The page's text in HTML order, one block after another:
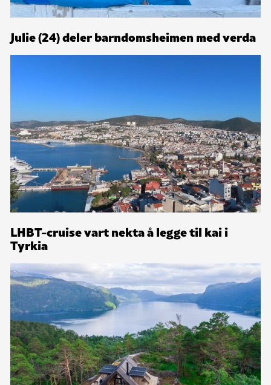
Julie (24) deler barndomsheimen med verda
LHBT-cruise vart nekta å legge til kai i
Tyrkia